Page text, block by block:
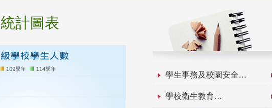
統計圖表
學生事務及校園安全
學校衛生教育